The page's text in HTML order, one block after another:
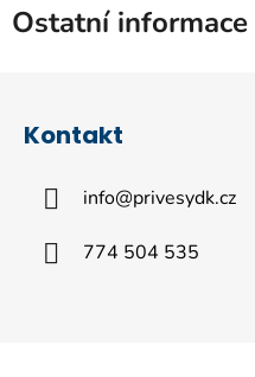
Ostatní informace
Kontakt
info@privesydk.cz
774 504 535